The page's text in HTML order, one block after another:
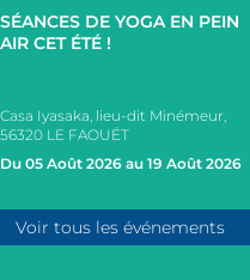
SÉANCES DE YOGA EN PEIN
AIR CET ÉTÉ !
Casa Iyasaka, lieu-dit Minémeur,
56320 LE FAOUËT
Du 05 Août 2026 au 19 Août 2026
Voir tous les événements